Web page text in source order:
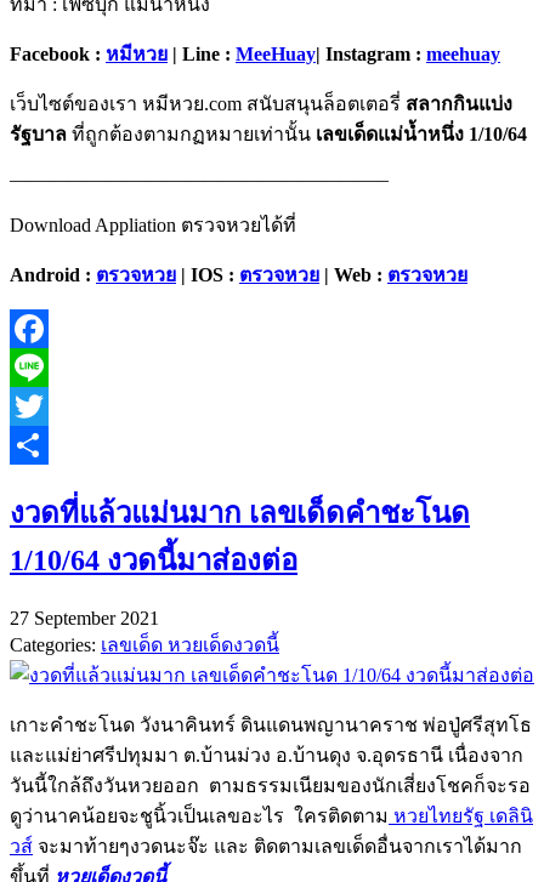
ที่มา : เฟซบุ๊ก แม่น้ำหนึ่ง
Facebook : หมีหวย | Line : MeeHuay| Instagram : meehuay
เว็บไซต์ของเรา หมีหวย.com สนับสนุนล็อตเตอรี่ สลากกินแบ่ง
รัฐบาล ที่ถูกต้องตามกฏหมายเท่านั้น เลขเด็ดแม่น้ำหนึ่ง 1/10/64
———————————————————–
Download Appliation ตรวจหวยได้ที่
Android : ตรวจหวย | IOS : ตรวจหวย | Web : ตรวจหวย
Facebook
Line
Twitter
งวดที่แล้วแม่นมาก เลขเด็ดคำชะโนด
1/10/64 งวดนี้มาส่องต่อ
27 September 2021
Categories: เลขเด็ด หวยเด็ดงวดนี้
เกาะคำชะโนด วังนาคินทร์ ดินแดนพญานาคราช พ่อปู่ศรีสุทโธ
และแม่ย่าศรีปทุมมา ต.บ้านม่วง อ.บ้านดุง จ.อุดรธานี เนื่องจาก
วันนี้ใกล้ถึงวันหวยออก ตามธรรมเนียมของนักเสี่ยงโชคก็จะรอ
ดูว่านาคน้อยจะชูนิ้วเป็นเลขอะไร ใครติดตาม หวยไทยรัฐ เดลินิ
วส์ จะมาท้ายๆงวดนะจ๊ะ และ ติดตามเลขเด็ดอื่นจากเราได้มาก
ขึ้นที่ หวยเด็ดงวดนี้